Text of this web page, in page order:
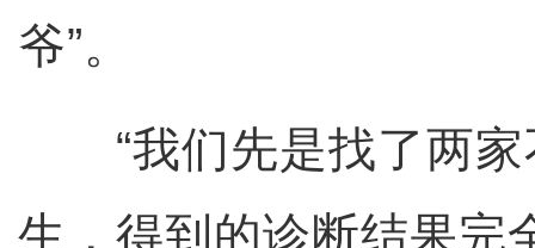
爷”。
“我们先是找了两家
生，得到的诊断结果完